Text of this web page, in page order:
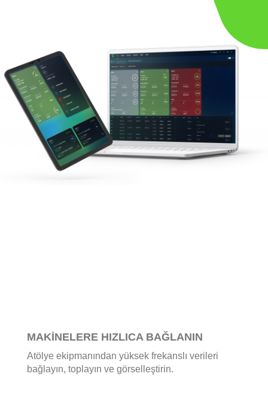
MAKİNELERE HIZLICA BAĞLANIN
Atölye ekipmanından yüksek frekanslı verileri
bağlayın, toplayın ve görselleştirin.